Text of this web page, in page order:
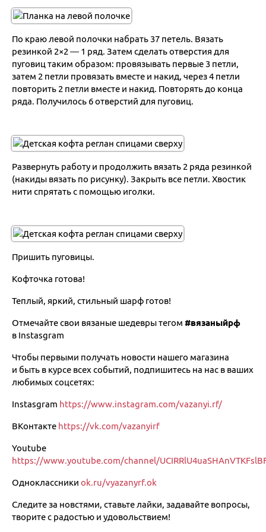
По краю левой полочки набрать 37 петель. Вязать
резинкой 2×2 — 1 ряд. Затем сделать отверстия для
пуговиц таким образом: провязывать первые 3 петли,
затем 2 петли провязать вместе и накид, через 4 петли
повторить 2 петли вместе и накид. Повторять до конца
ряда. Получилось 6 отверстий для пуговиц.
Развернуть работу и продолжить вязать 2 ряда резинкой
(накиды вязать по рисунку). Закрыть все петли. Хвостик
нити спрятать с помощью иголки.
Пришить пуговицы.
Кофточка готова!
Теплый, яркий, стильный шарф готов!
Отмечайте свои вязаные шедевры тегом #вязаныйрф
в Instasgram
Чтобы первыми получать новости нашего магазина
и быть в курсе всех событий, подпишитесь на нас в ваших
любимых соцсетях:
Instasgram https://www.instagram.com/vazanyi.rf/
ВКонтакте https://vk.com/vazanyirf
Youtube
https://www.youtube.com/channel/
Одноклассники ok.ru/vyazanyrf.ok
Следите за новстями, ставьте лайки, задавайте вопросы,
творите с радостью и удовольствием!